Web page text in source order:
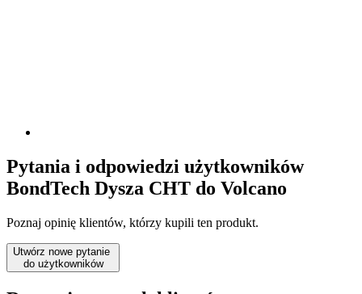
Pytania i odpowiedzi użytkowników
BondTech Dysza CHT do Volcano
Poznaj opinię klientów, którzy kupili ten produkt.
Utwórz nowe pytanie
do użytkowników